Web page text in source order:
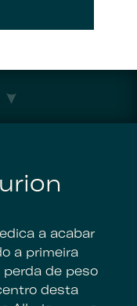
a acabar
a primeira
de peso
desta